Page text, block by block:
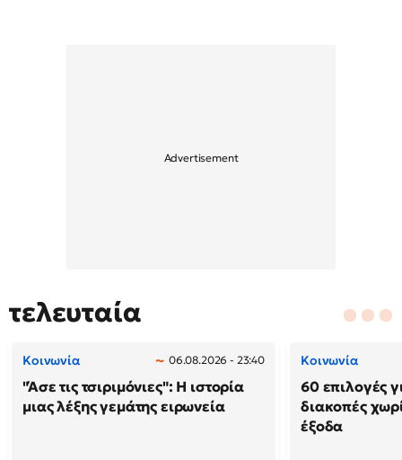
τελευταία
Κοινωνία 06.08.2026 - 23:40
"Άσε τις τσιριμόνιες": Η ιστορία
μιας λέξης γεμάτης ειρωνεία
Κοινωνία
60 επιλογές
διακοπές
έξοδα